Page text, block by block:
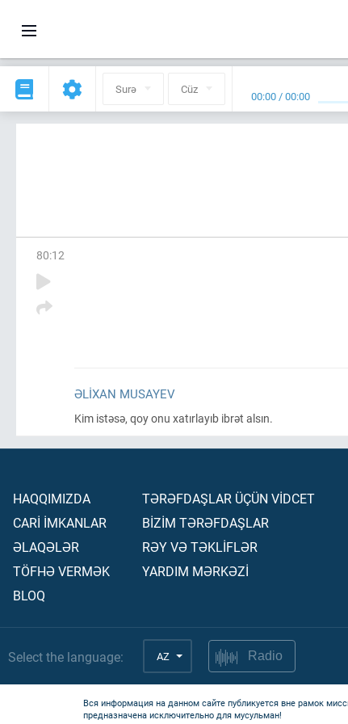
Surə Cüz 00:00 /00:00
80:12
ƏLIXAN MUSAYEV
Kim istəsə, qoy onu xatırlayıb ibrət alsın.
HAQQIMIZDA
CARİ İMKANLAR
ƏLAQƏLƏR
TÖFHƏ VERMƏK
BLOQ
TƏRƏFDAŞLAR ÜÇÜN VİDCET
BİZİM TƏRƏFDAŞLAR
RƏY VƏ TƏKLİFLƏR
YARDIM MƏRKƏZİ
Select the language: AZ Radio
Вся информация на данном сайте публикуется вне рамок
предназначена исключительно для мусульман!